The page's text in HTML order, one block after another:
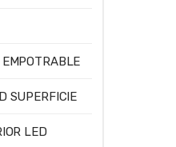
SUPERFICIE
LED